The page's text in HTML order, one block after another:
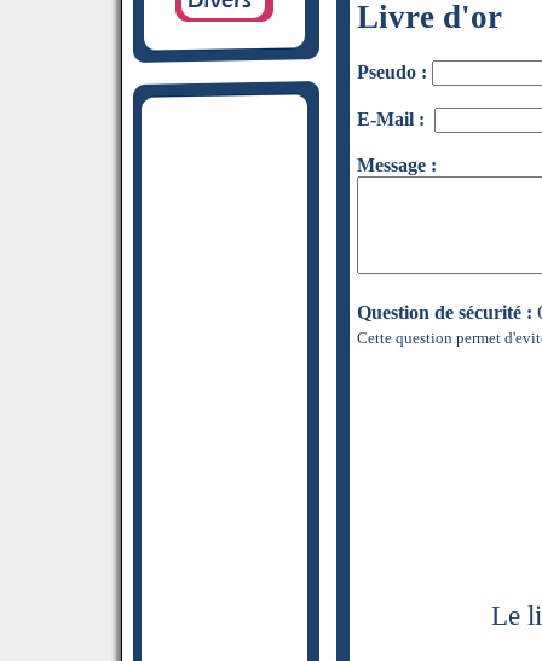
Livre d'or
Pseudo :
E-Mail :
Message :
Question de sécurité :
Cette question permet
Le